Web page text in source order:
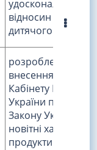
удосконалення
відносин у сфері
дитячого
розроблення та
внесення на
Кабінету Міністрів
України проекту
Закону України
новітні харчові
продукти"